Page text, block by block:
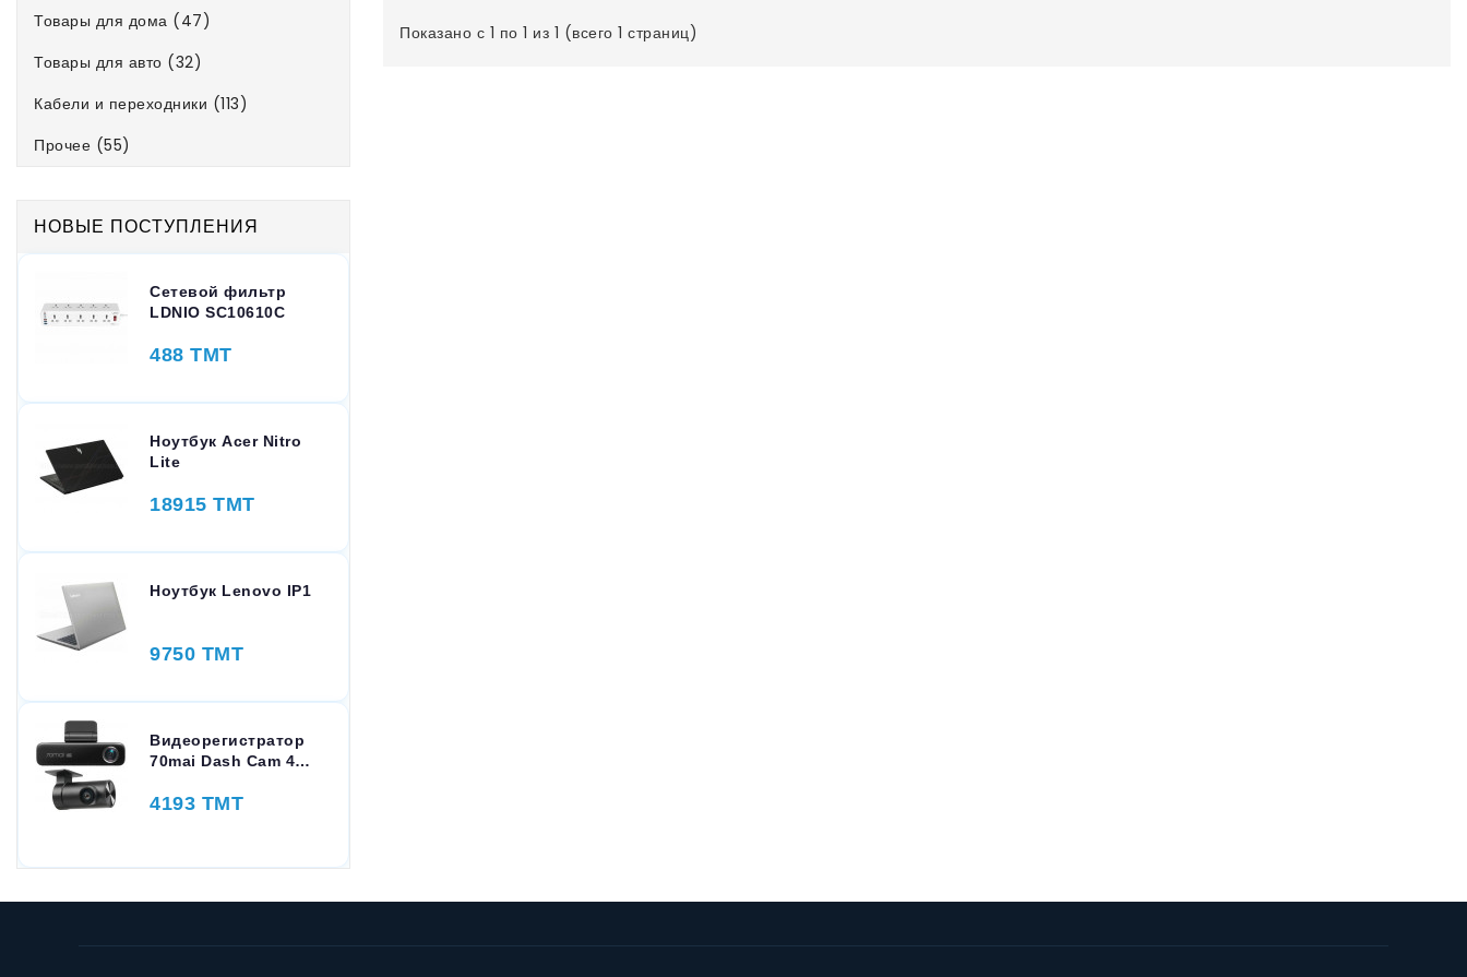
Товары для дома (47)
Товары для авто (32)
Кабели и переходники (113)
Прочее (55)
НОВЫЕ ПОСТУПЛЕНИЯ
Сетевой фильтр
LDNIO SC10610C
488 TMT
Ноутбук Acer Nitro
Lite
18915 TMT
Ноутбук Lenovo IP1
9750 TMT
Видеорегистратор
70mai Dash Cam 4K
4193 TMT
Показано с 1 по 1 из 1 (всего 1 страниц)